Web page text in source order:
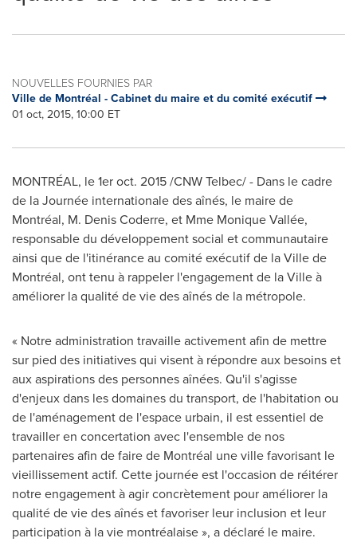
NOUVELLES FOURNIES PAR
Ville de Montréal - Cabinet du maire et du comité exécutif
01 oct, 2015, 10:00 ET
MONTRÉAL, le 1eroct. 2015/CNW Telbec/ - Dans le cadre
de la Journée internationale des aînés, le maire de
Montréal, M. Denis Coderre, et Mme Monique Vallée,
responsable du développement social et communautaire
ainsi que de l'itinérance au comité exécutif de la Ville de
Montréal, ont tenu à rappeler l'engagement de la Ville à
améliorer la qualité de vie des aînés de la métropole.
« Notre administration travaille activement afin de mettre
sur pied des initiatives qui visent à répondre aux besoins et
aux aspirations des personnes aînées. Qu'il s'agisse
d'enjeux dans les domaines du transport, de l'habitation ou
de l'aménagement de l'espace urbain, il est essentiel de
travailler en concertation avec l'ensemble de nos
partenaires afin de faire de Montréal une ville favorisant le
vieillissement actif. Cette journée est l'occasion de réitérer
notre engagement à agir concrètement pour améliorer la
qualité de vie des aînés et favoriser leur inclusion et leur
participation à la vie montréalaise », a déclaré le maire.